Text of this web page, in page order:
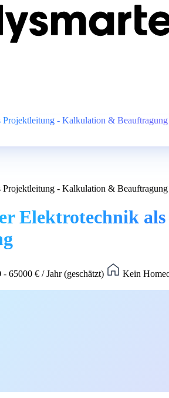
- Kalkulation &
- Kalkulation &
Elektrotechnik
- 65000 € / Jahr (geschätzt)
Kein